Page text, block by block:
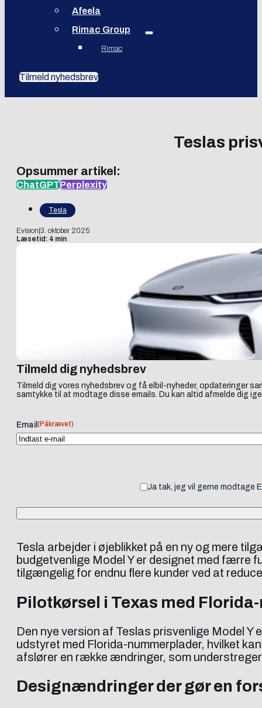
Afeela
Rimac Group
Rimac
Tilmeld nyhedsbrev
Teslas
Opsummer artikel:
ChatGPTPerplexity
Tesla
Evision 3. oktober 2025
Læsetid: 4 min
Tilmeld dig nyhedsbrev
Tilmeld dig vores nyhedsbrev og få elbil-nyheder, opdateringer
samtykke til at modtage disse emails. Du kan altid afmelde dig
Email (Påkrævet)
Ja tak, jeg vil gerne modtage
Tesla arbejder i øjeblikket på en ny og mere
budgetvenlige Model Y er designet med færre
tilgængelig for endnu flere kunder ved at
Pilotkørsel i Texas med
Den nye version af Teslas prisvenlige Model
udstyret med Florida-nummerplader, hvilket
afslører en række ændringer, som
Designændringer der gør en